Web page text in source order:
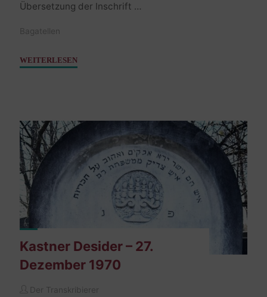
Übersetzung der Inschrift …
Bagatellen
WEITERLESEN"Kastner
Jänner
Kastner Desider – 27.
Dezember 1970
Der Transkribierer